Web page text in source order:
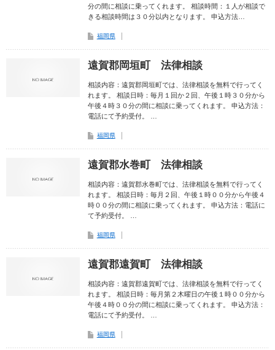
分の間に相談に乗ってくれます。 相談時間：１人が相談で
きる相談時間は３０分以内となります。 申込方法…
福岡県
遠賀郡岡垣町 法律相談
相談内容：遠賀郡岡垣町では、法律相談を無料で行ってく
れます。 相談日時：毎月１回か２回、午後１時３０分から
午後４時３０分の間に相談に乗ってくれます。 申込方法：
電話にて予約受付。 …
福岡県
遠賀郡水巻町 法律相談
相談内容：遠賀郡水巻町では、法律相談を無料で行ってく
れます。 相談日時：毎月２回、午後１時００分から午後４
時００分の間に相談に乗ってくれます。 申込方法：電話に
て予約受付。 …
福岡県
遠賀郡遠賀町 法律相談
相談内容：遠賀郡遠賀町では、法律相談を無料で行ってく
れます。 相談日時：毎月第２木曜日の午後１時００分から
午後４時００分の間に相談に乗ってくれます。 申込方法：
電話にて予約受付。 …
福岡県